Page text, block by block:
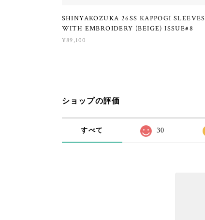
SHINYAKOZUKA 26SS KAPPOGI SLEEVES
WITH EMBROIDERY (BEIGE) ISSUE#8
¥89,100
ショップの評価
すべて 30